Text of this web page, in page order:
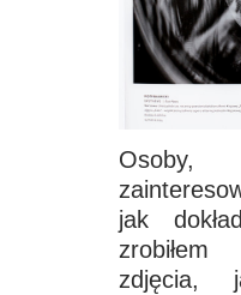
jak
zdjęcia,